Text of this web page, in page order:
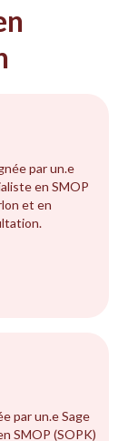
par un.e
en SMOP
et en
par un.e Sage
SMOP (SOPK)